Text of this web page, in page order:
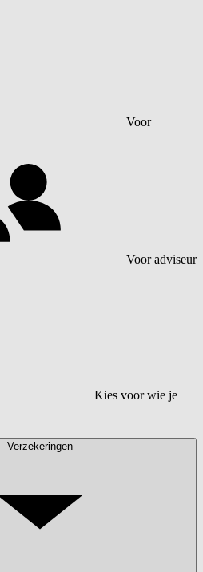
Voor
Voor adviseur
Kies voor wie je
Verzekeringen